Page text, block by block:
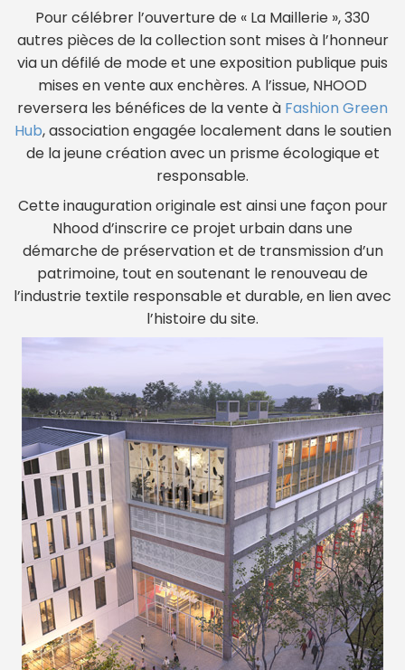
Pour célébrer l’ouverture de « La Maillerie », 330
autres pièces de la collection sont mises à l’honneur
via un défilé de mode et une exposition publique puis
mises en vente aux enchères. A l’issue, NHOOD
reversera les bénéfices de la vente à Fashion Green
Hub, association engagée localement dans le soutien
de la jeune création avec un prisme écologique et
responsable.
Cette inauguration originale est ainsi une façon pour
Nhood d’inscrire ce projet urbain dans une
démarche de préservation et de transmission d’un
patrimoine, tout en soutenant le renouveau de
l’industrie textile responsable et durable, en lien avec
l’histoire du site.